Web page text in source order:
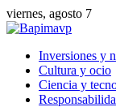
viernes, agosto 7
Inversiones y
Cultura y ocio
Ciencia y